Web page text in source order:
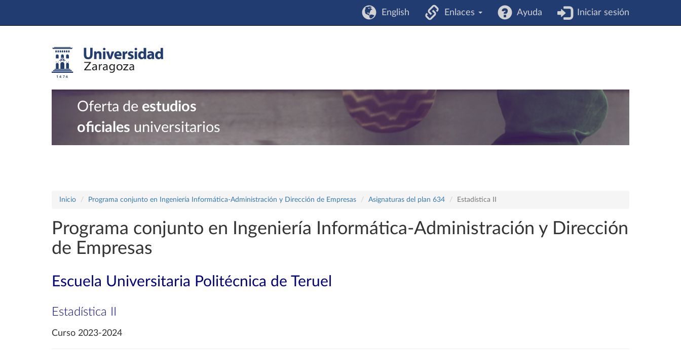
English Enlaces Ayuda Iniciar sesión
Oferta de estudios
oficiales universitarios
Inicio Programa conjunto en Ingeniería Informática-Administración y Dirección de Empresas Asignaturas del plan 634 Estadística II
Programa conjunto en Ingeniería Informática-Administración y Dirección
de Empresas
Escuela Universitaria Politécnica de Teruel
Estadística II
Curso 2023-2024